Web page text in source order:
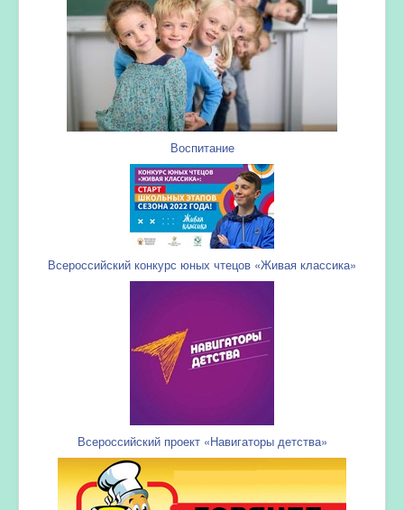
Воспитание
Всероссийский конкурс юных чтецов «Живая классика»
Всероссийский проект «Навигаторы детства»